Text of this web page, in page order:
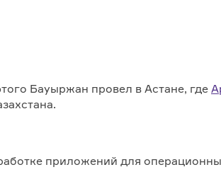
Бауыржан провел в Астане, где
приложений для